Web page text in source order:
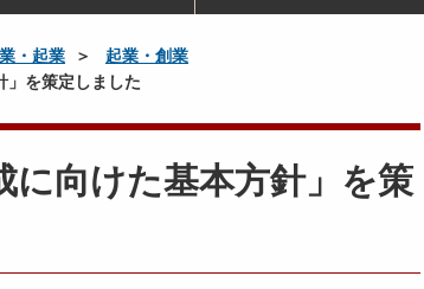
・起業
起業・創業
」を策定しました
に向けた基本方針」を策